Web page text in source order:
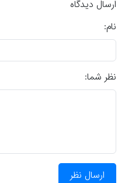
ارسال دیدگاه
نام:
نظر شما:
ارسال نظر